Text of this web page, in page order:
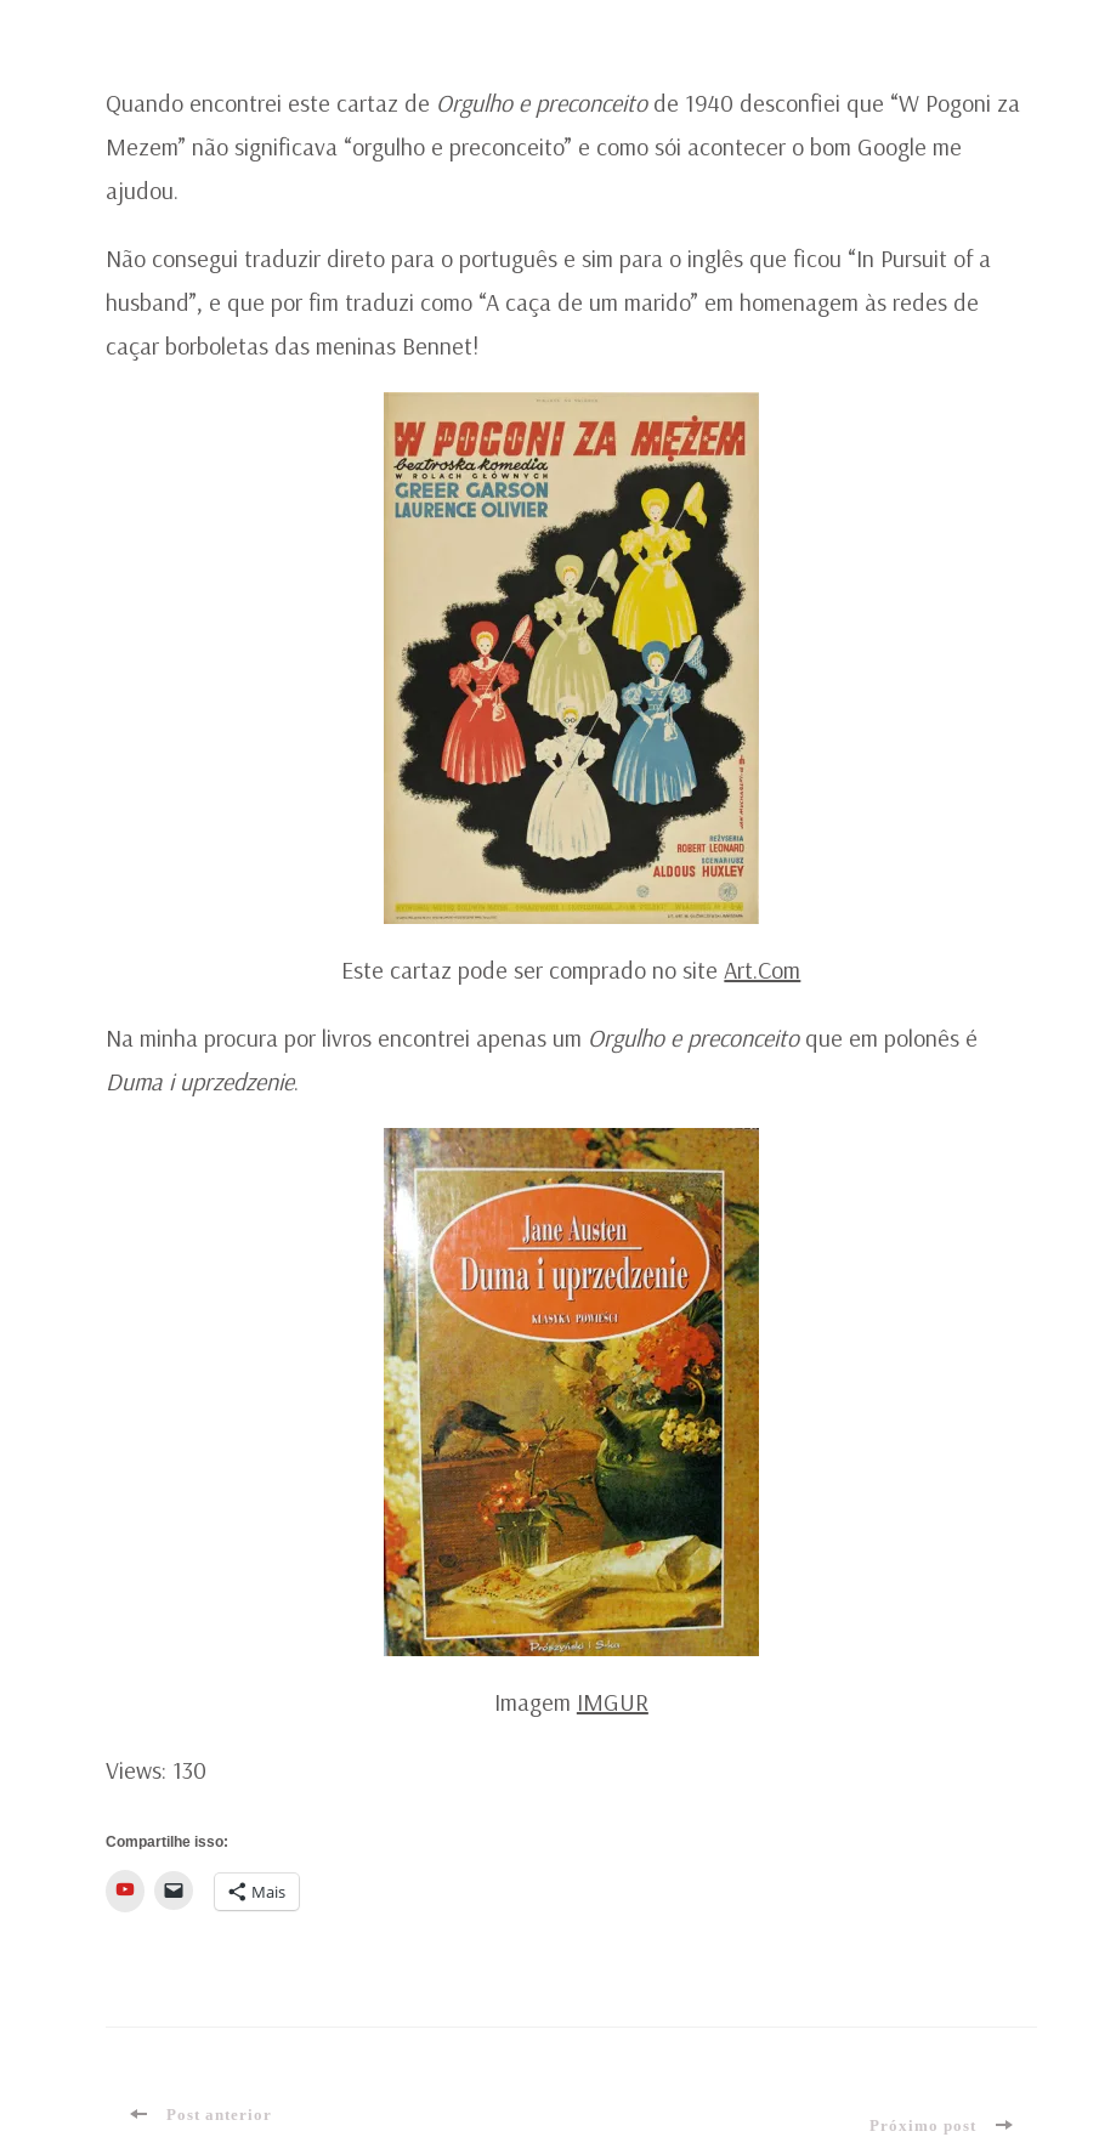
Quando encontrei este cartaz de Orgulho e preconceitode 1940 desconfiei que “W Pogoni za
Mezem” não significava “orgulho e preconceito” e como sói acontecer o bom Google me
ajudou.
Não consegui traduzir direto para o português e sim para o inglês que ficou “In Pursuit of a
husband”, e que por fim traduzi como “A caça de um marido” em homenagem às redes de
caçar borboletas das meninas Bennet!
Este cartaz pode ser comprado no siteArt.Com
Na minha procura por livros encontrei apenas um Orgulho e preconceitoque em polonês é
Duma i uprzedzenie.
Imagem IMGUR
Views: 130
Compartilhe isso:
YouTube Mais
Post anterior
Próximo post